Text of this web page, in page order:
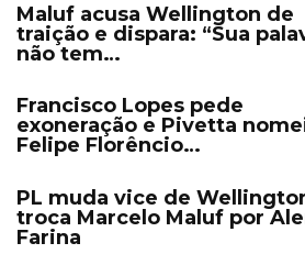
Maluf acusa Wellington de
traição e dispara: “Sua
não tem…
Francisco Lopes pede
exoneração e Pivetta
Felipe Florêncio…
PL muda vice de
troca Marcelo Maluf por
Farina